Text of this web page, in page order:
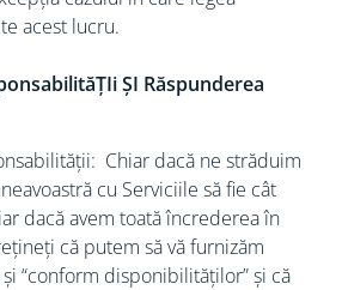
acest lucru.
ȘI Răspunderea
Chiar dacă ne străduim
cu Serviciile să fie cât
dacă avem toată încrederea în
că putem să vă furnizăm
și “conform disponibilităților” și că